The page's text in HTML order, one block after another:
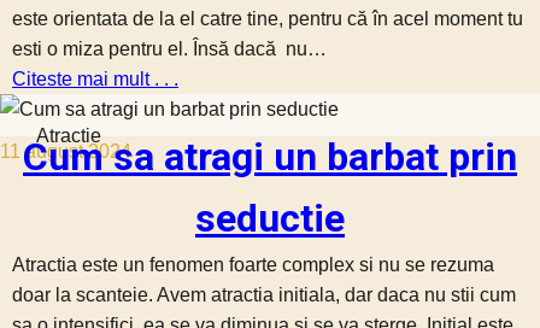
este orientata de la el catre tine, pentru că în acel moment tu
esti o miza pentru el. Însă dacă nu…
Citeste mai mult . . .
11 august 2024
Atractie
Cum sa atragi un barbat prin
seductie
Atractia este un fenomen foarte complex si nu se rezuma
doar la scanteie. Avem atractia initiala, dar daca nu stii cum